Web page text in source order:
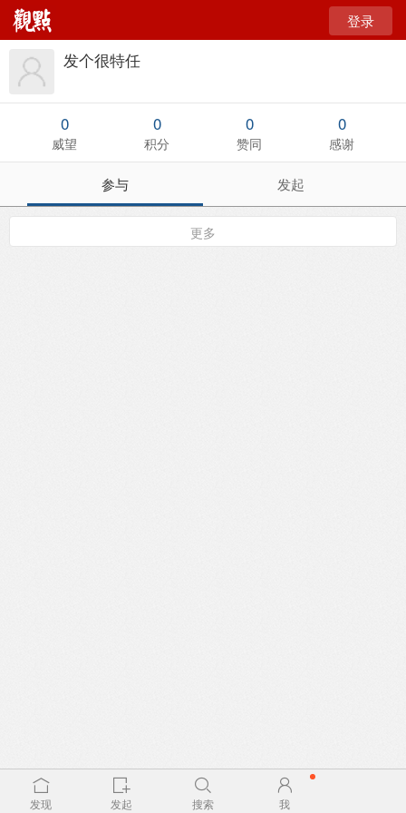
登录
发个很特任
0
威望
0
积分
0
赞同
0
感谢
参与 发起
更多
发现 发起 搜索 我